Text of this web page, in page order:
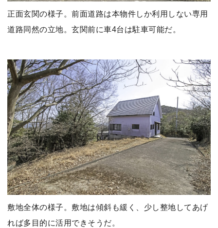
正面玄関の様子。前面道路は本物件しか利用しない専用
道路同然の立地。玄関前に車4台は駐車可能だ。
敷地全体の様子。敷地は傾斜も緩く、少し整地してあげ
れば多目的に活用できそうだ。